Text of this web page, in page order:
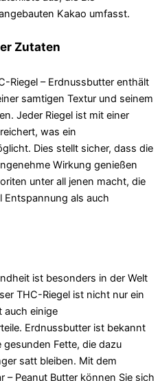
Kakao umfasst.
Zutaten
Riegel – Erdnussbutter enthält
samtigen Textur und seinem
Jeder Riegel ist mit einer
was ein
Dies stellt sicher, dass die
Wirkung genießen
unter all jenen macht, die
Entspannung als auch
ist besonders in der Welt
THC-Riegel ist nicht nur ein
auch einige
Erdnussbutter ist bekannt
Fette, die dazu
satt bleiben. Mit dem
– Peanut Butter können Sie sich